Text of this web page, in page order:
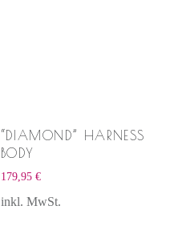
“DIAMOND” HARNESS
BODY
179,95 €
inkl. MwSt.